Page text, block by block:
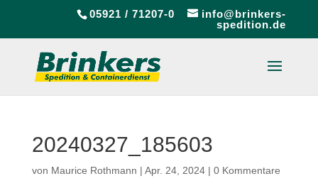
05921 / 71207-0
info@brinkers-
spedition.de
20240327_185603
von Maurice Rothmann | Apr. 24, 2024| 0 Kommentare